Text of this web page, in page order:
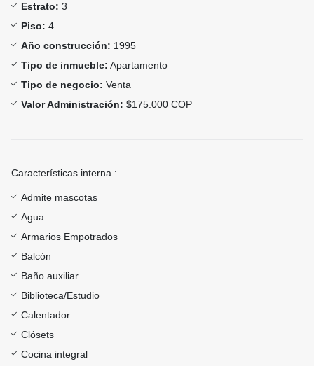
Estrato: 3
Piso: 4
Año construcción: 1995
Tipo de inmueble: Apartamento
Tipo de negocio: Venta
Valor Administración: $175.000 COP
Características interna :
Admite mascotas
Agua
Armarios Empotrados
Balcón
Baño auxiliar
Biblioteca/Estudio
Calentador
Clósets
Cocina integral